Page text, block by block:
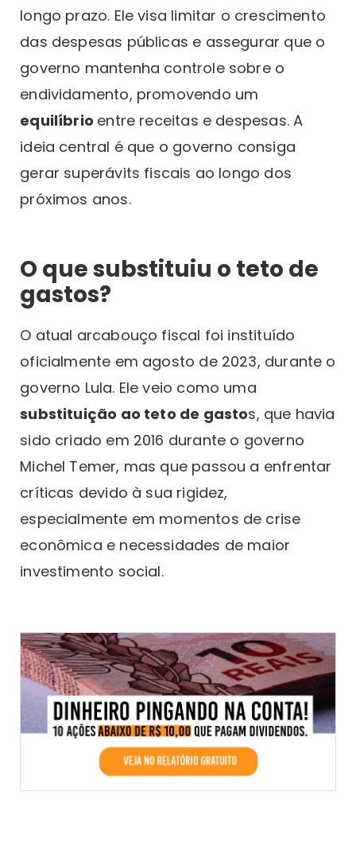
longo prazo. Ele visa limitar o crescimento
das despesas públicas e assegurar que o
governo mantenha controle sobre o
endividamento, promovendo um
equilíbrio entre receitas e despesas. A
ideia central é que o governo consiga
gerar superávits fiscais ao longo dos
próximos anos.
O que substituiu o teto de
gastos?
O atual arcabouço fiscal foi instituído
oficialmente em agosto de 2023, durante o
governo Lula. Ele veio como uma
substituição ao teto de gastos, que havia
sido criado em 2016 durante o governo
Michel Temer, mas que passou a enfrentar
críticas devido à sua rigidez,
especialmente em momentos de crise
econômica e necessidades de maior
investimento social.